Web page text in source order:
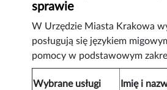
sprawie
W Urzędzie Miasta Krakowa
posługują się językiem
pomocy w podstawowym
Wybrane usługi Imię i